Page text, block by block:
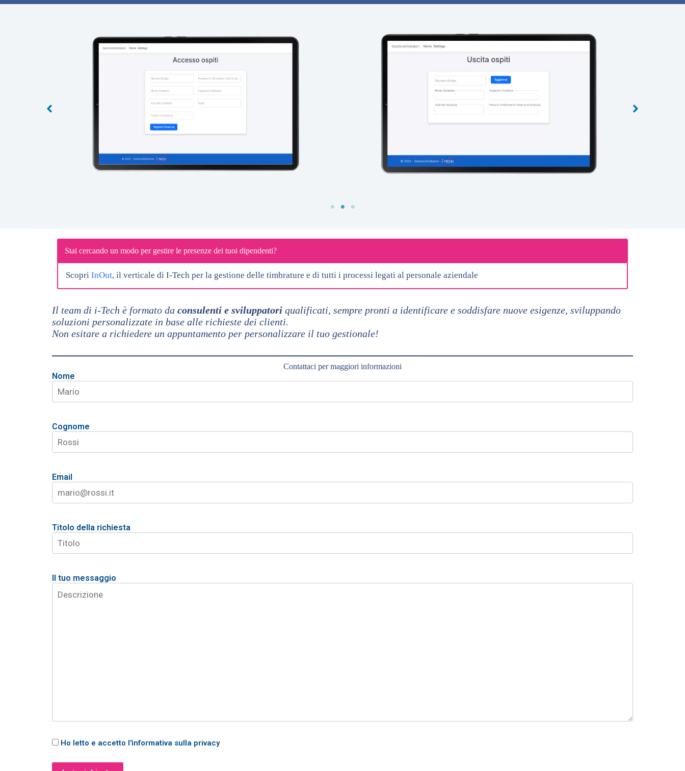
Stai cercando un modo per gestire le presenze dei tuoi dipendenti?
Scopri InOut, il verticale di I-Tech per la gestione delle timbrature e di tutti i processi legati al personale aziendale
Il team di i-Tech è formato da consulenti e sviluppatori qualificati, sempre pronti a identificare e soddisfare nuove esigenze, sviluppando
soluzioni personalizzate in base alle richieste dei clienti.
Non esitare a richiedere un appuntamento per personalizzare il tuo gestionale!
Contattaci per maggiori informazioni
Nome
Cognome
Email
Titolo della richiesta
Il tuo messaggio
Ho letto e accetto l'informativa sulla privacy